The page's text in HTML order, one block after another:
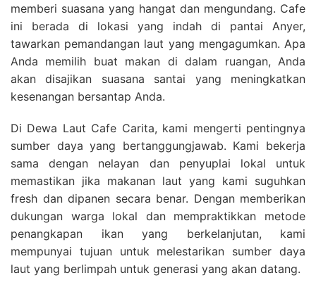
memberi suasana yang hangat dan mengundang. Cafe
ini berada di lokasi yang indah di pantai Anyer,
tawarkan pemandangan laut yang mengagumkan. Apa
Anda memilih buat makan di dalam ruangan, Anda
akan disajikan suasana santai yang meningkatkan
kesenangan bersantap Anda.
Di Dewa Laut Cafe Carita, kami mengerti pentingnya
sumber daya yang bertanggungjawab. Kami bekerja
sama dengan nelayan dan penyuplai lokal untuk
memastikan jika makanan laut yang kami suguhkan
fresh dan dipanen secara benar. Dengan memberikan
dukungan warga lokal dan mempraktikkan metode
penangkapan ikan yang berkelanjutan, kami
mempunyai tujuan untuk melestarikan sumber daya
laut yang berlimpah untuk generasi yang akan datang.